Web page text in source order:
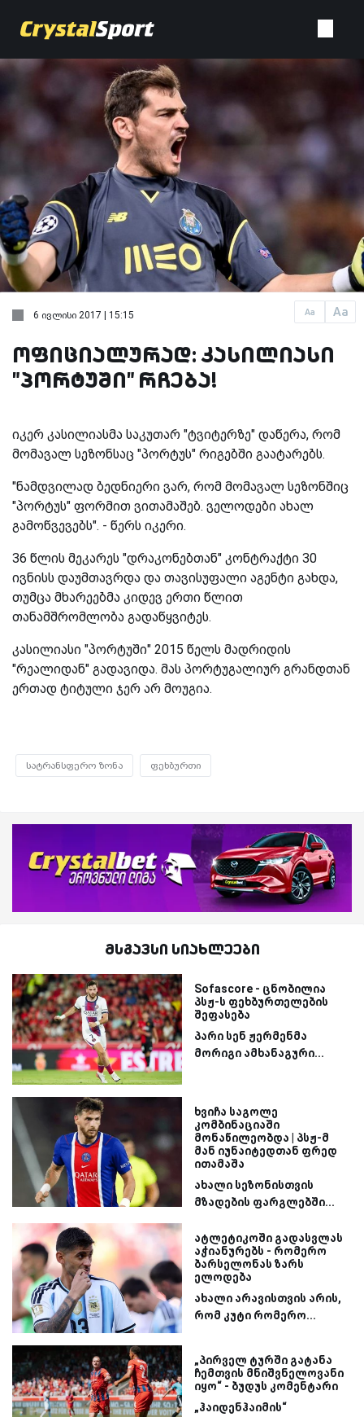
Aa Aa
6 ივლისი 2017 | 15:15
ოფიციალურად: კასილიასი
"პორტუში" რჩება!
იკერ კასილიასმა საკუთარ "ტვიტერზე" დაწერა, რომ
მომავალ სეზონსაც "პორტუს" რიგებში გაატარებს.
"ნამდვილად ბედნიერი ვარ, რომ მომავალ სეზონშიც
"პორტუს" ფორმით ვითამაშებ. ველოდები ახალ
გამოწვევებს". - წერს იკერი.
36 წლის მეკარეს "დრაკონებთან" კონტრაქტი 30
ივნისს დაუმთავრდა და თავისუფალი აგენტი გახდა,
თუმცა მხარეებმა კიდევ ერთი წლით
თანამშრომლობა გადაწყვიტეს.
კასილიასი "პორტუში" 2015 წელს მადრიდის
"რეალიდან" გადავიდა. მას პორტუგალიურ გრანდთან
ერთად ტიტული ჯერ არ მოუგია.
სატრანსფერო ზონა ფეხბურთი
მსგავსი სიახლეები
Sofascore - ცნობილია
პსჟ-ს ფეხბურთელების
შეფასება
პარი სენ ჟერმენმა
მორიგი ამხანაგური...
ხვიჩა საგოლე
კომბინაციაში
მონაწილეობდა | პსჟ-მ
მან იუნაიტედთან ფრედ
ითამაშა
ახალი სეზონისთვის
მზადების ფარგლებში...
ატლეტიკოში გადასვლას
აჭიანურებს - რომერო
ბარსელონას ზარს
ელოდება
ახალი არავისთვის არის,
რომ კუტი რომერო...
„პირველ ტურში გატანა
ჩემთვის მნიშვნელოვანი
იყო“ - ბუდუს კომენტარი
„ჰაიდენჰაიმის“